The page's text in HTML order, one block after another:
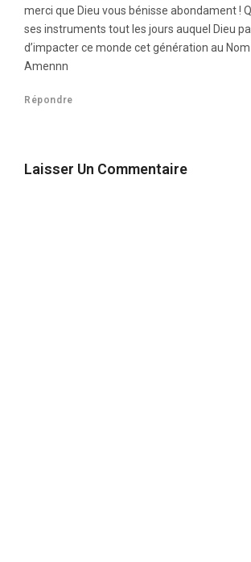
merci que Dieu vous bénisse abondament !
ses instruments tout les jours auquel Dieu
d’impacter ce monde cet génération au
Amennn
Répondre
Laisser Un Commentaire